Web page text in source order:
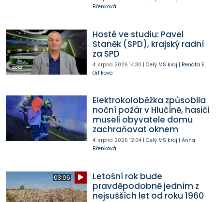
Břenková
Hosté ve studiu: Pavel
Staněk (SPD), krajský radní
za SPD
4. srpna 2026 14:30 | Celý MS kraj | Renáta E.
Orlíková
Elektrokoloběžka způsobila
noční požár v Hlučíně, hasiči
museli obyvatele domu
zachraňovat oknem
4. srpna 2026 12:04| Celý MS kraj | Anna
Břenková
03:06
Letošní rok bude
pravděpodobně jedním z
nejsušších let od roku 1960